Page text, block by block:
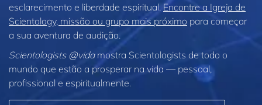
esclarecimento e liberdade espiritual.Encontre a Igreja de
Scientology, missão ou grupo mais próximo para começar
a sua aventura de audição.
Scientologists @vidamostra Scientologists de todo o
mundo que estão a prosperar na vida — pessoal,
profissional e espiritualmente.